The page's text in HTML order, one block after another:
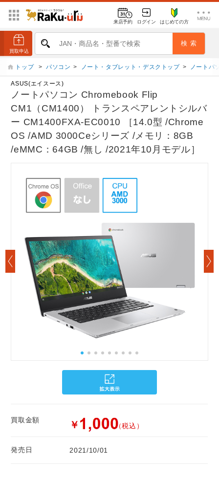
来店予約 ログイン はじめての方
トップ > パソコン > ノート・タブレット・デスクトップ > ノートパ
ASUS(エイスース)
ノートパソコン Chromebook Flip
CM1（CM1400） トランスペアレントシルバ
ー CM1400FXA-EC0010 ［14.0型 /Chrome
OS /AMD 3000Ceシリーズ /メモリ：8GB
/eMMC：64GB /無し /2021年10月モデル］
買取金額 ￥ （税込）
発売日 2021/10/01